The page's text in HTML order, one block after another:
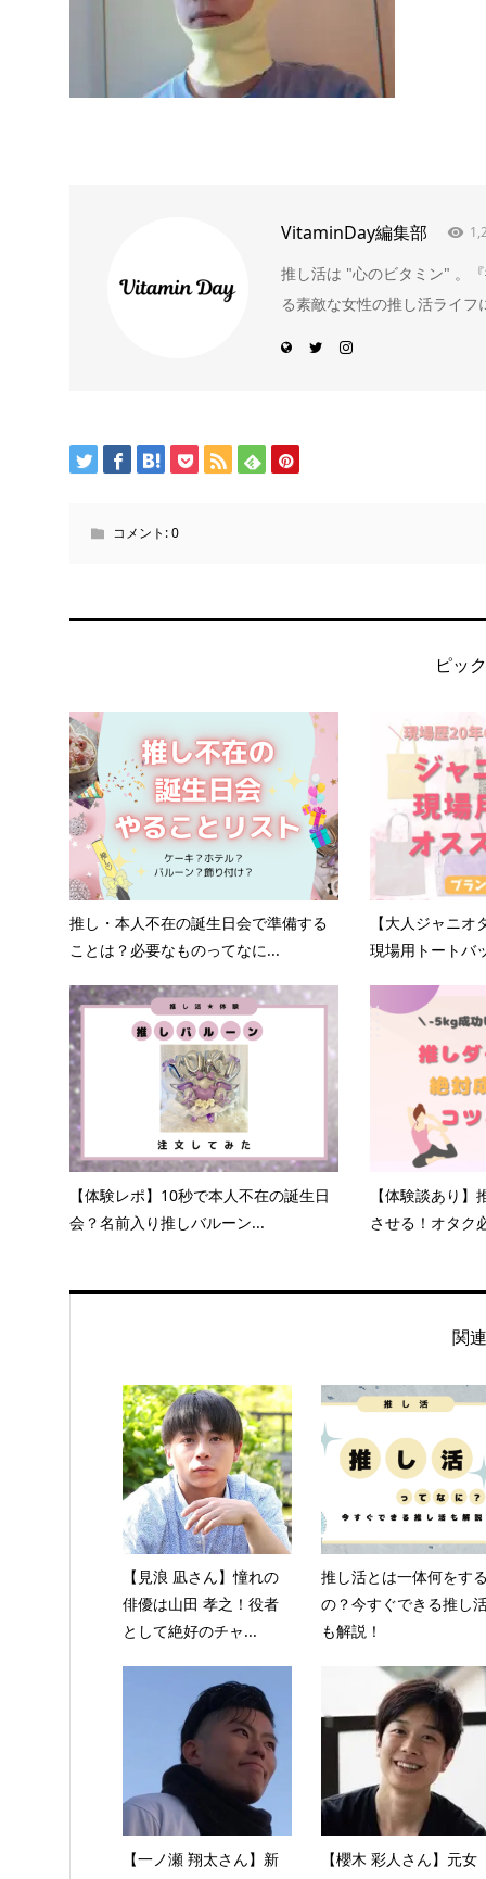
VitaminDay編集部
推し活は "心のビタミン" 。
る素敵な女性の推し活ライ
コメント:0
ピッ
推し・本人不在の誕生日会で準備する
ことは？必要なものってなに...
【大人ジャニ
現場用トートバ
【体験レポ】10秒で本人不在の誕生日
会？名前入り推しバルーン...
【体験談あり
させる！オタク
関
【見浪 凪さん】憧れの
俳優は山田 孝之！役者
として絶好のチャ...
推し活とは一体何をす
の？今すぐできる推し
も解説！
【一ノ瀬 翔太さん】新
【櫻木 彩人さん】元女